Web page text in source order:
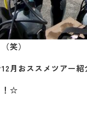
笑）
月おススメツアー紹
！☆